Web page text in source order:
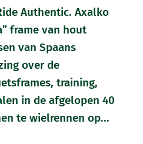
Authentic. Axalko
frame van hout
van Spaans
over de
training,
in de afgelopen 40
te wielrennen op...